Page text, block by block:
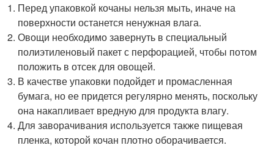
Перед упаковкой кочаны нельзя мыть, иначе на
поверхности останется ненужная влага.
Овощи необходимо завернуть в специальный
полиэтиленовый пакет с перфорацией, чтобы потом
положить в отсек для овощей.
В качестве упаковки подойдет и промасленная
бумага, но ее придется регулярно менять, поскольку
она накапливает вредную для продукта влагу.
Для заворачивания используется также пищевая
пленка, которой кочан плотно оборачивается.